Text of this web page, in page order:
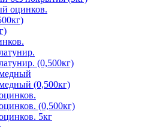
оцинков.
(0,500кг)
(0,500кг)
(0,500кг)
5кг